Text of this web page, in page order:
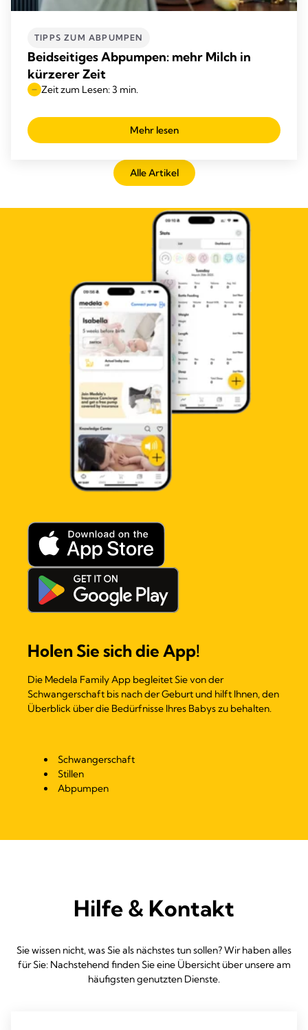
TIPPS ZUM ABPUMPEN
Beidseitiges Abpumpen: mehr Milch in
kürzerer Zeit
Zeit zum Lesen: 3 min.
Mehr lesen
Alle Artikel
Holen Sie sich die App!
Die Medela Family App begleitet Sie von der
Schwangerschaft bis nach der Geburt und hilft Ihnen, den
Überblick über die Bedürfnisse Ihres Babys zu behalten.
Schwangerschaft
Stillen
Abpumpen
Hilfe & Kontakt
Sie wissen nicht, was Sie als nächstes tun sollen? Wir haben alles
für Sie: Nachstehend finden Sie eine Übersicht über unsere am
häufigsten genutzten Dienste.